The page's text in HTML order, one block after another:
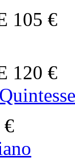
105 €
120 €
€